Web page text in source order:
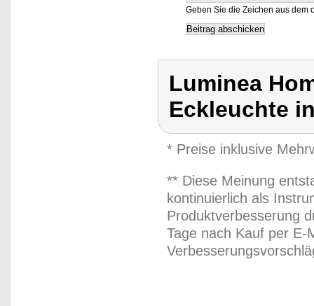
Geben Sie die Zeichen aus dem
Luminea
Eckleuchte
* Preise inklusive
** Diese Meinung
kontinuierlich als
Produktverbesserung
Tage nach Kauf per E-